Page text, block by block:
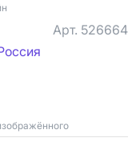
Арт. 526664